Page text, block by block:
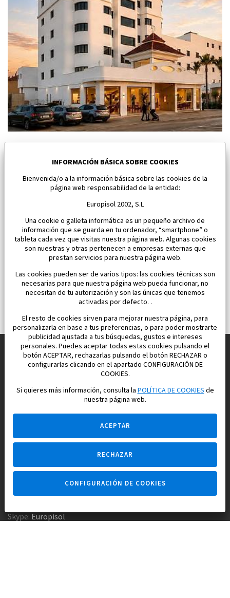
Los Alcazares
Dormitorios:1 Área:37 M2
112 000 €
Construimos y vendemos propiedades
para su vida feliz en España
Agencia inmobiliaria +34 647 173 382
Empresa constructora +34 607 961 116
Skype: Europisol
INFORMACIÓN BÁSICA SOBRE COOKIES
Bienvenida/o a la información básica sobre las cookies de la
página web responsabilidad de la entidad:
Europisol 2002, S.L
Una cookie o galleta informática es un pequeño archivo de
información que se guarda en tu ordenador, “smartphone” o
tableta cada vez que visitas nuestra página web. Algunas cookies
son nuestras y otras pertenecen a empresas externas que
prestan servicios para nuestra página web.
Las cookies pueden ser de varios tipos: las cookies técnicas son
necesarias para que nuestra página web pueda funcionar, no
necesitan de tu autorización y son las únicas que tenemos
activadas por defecto. .
El resto de cookies sirven para mejorar nuestra página, para
personalizarla en base a tus preferencias, o para poder mostrarte
publicidad ajustada a tus búsquedas, gustos e intereses
personales. Puedes aceptar todas estas cookies pulsando el
botón ACEPTAR, rechazarlas pulsando el botón RECHAZAR o
configurarlas clicando en el apartado CONFIGURACIÓN DE
COOKIES.
Si quieres más información, consulta laPOLÍTICA DE COOKIESde
nuestra página web.
ACEPTAR
RECHAZAR
CONFIGURACIÓN DE COOKIES